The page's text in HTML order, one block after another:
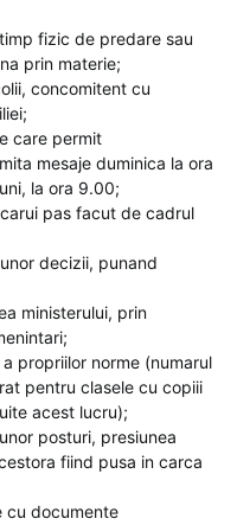
fizic de predare sau
prin materie;
concomitent cu
care permit
mesaje duminica la ora
la ora 9.00;
pas facut de cadrul
decizii, punand
ministerului, prin
propriilor norme (numarul
pentru clasele cu copiii
acest lucru);
posturi, presiunea
fiind pusa in carca
cu documente